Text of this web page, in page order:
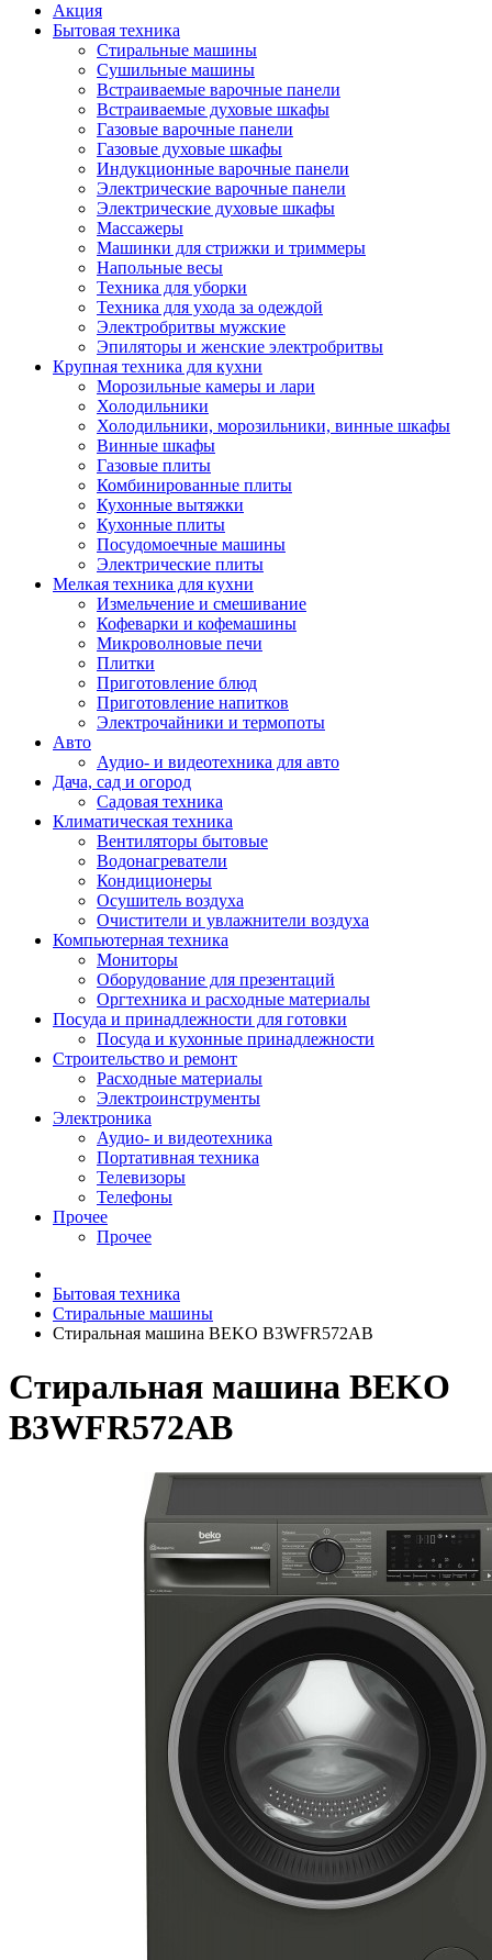
Акция
Бытовая техника
Стиральные машины
Сушильные машины
Встраиваемые варочные панели
Встраиваемые духовые шкафы
Газовые варочные панели
Газовые духовые шкафы
Индукционные варочные панели
Электрические варочные панели
Электрические духовые шкафы
Массажеры
Машинки для стрижки и триммеры
Напольные весы
Техника для уборки
Техника для ухода за одеждой
Электробритвы мужские
Эпиляторы и женские электробритвы
Крупная техника для кухни
Морозильные камеры и лари
Холодильники
Холодильники, морозильники, винные шкафы
Винные шкафы
Газовые плиты
Комбинированные плиты
Кухонные вытяжки
Кухонные плиты
Посудомоечные машины
Электрические плиты
Мелкая техника для кухни
Измельчение и смешивание
Кофеварки и кофемашины
Микроволновые печи
Плитки
Приготовление блюд
Приготовление напитков
Электрочайники и термопоты
Авто
Аудио- и видеотехника для авто
Дача, сад и огород
Садовая техника
Климатическая техника
Вентиляторы бытовые
Водонагреватели
Кондиционеры
Осушитель воздуха
Очистители и увлажнители воздуха
Компьютерная техника
Мониторы
Оборудование для презентаций
Оргтехника и расходные материалы
Посуда и принадлежности для готовки
Посуда и кухонные принадлежности
Строительство и ремонт
Расходные материалы
Электроинструменты
Электроника
Аудио- и видеотехника
Портативная техника
Телевизоры
Телефоны
Прочее
Прочее
Бытовая техника
Стиральные машины
Стиральная машина BEKO B3WFR572AB
Стиральная машина BEKO
B3WFR572AB